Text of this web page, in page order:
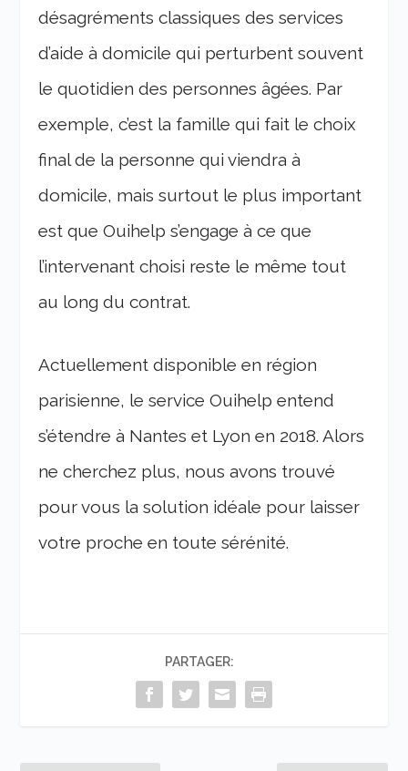
désagréments classiques des services
d’aide à domicile qui perturbent souvent
le quotidien des personnes âgées. Par
exemple, c’est la famille qui fait le choix
final de la personne qui viendra à
domicile, mais surtout le plus important
est que Ouihelp s’engage à ce que
l’intervenant choisi reste le même tout
au long du contrat.
Actuellement disponible en région
parisienne, le service Ouihelp entend
s’étendre à Nantes et Lyon en 2018. Alors
ne cherchez plus, nous avons trouvé
pour vous la solution idéale pour laisser
votre proche en toute sérénité.
PARTAGER: